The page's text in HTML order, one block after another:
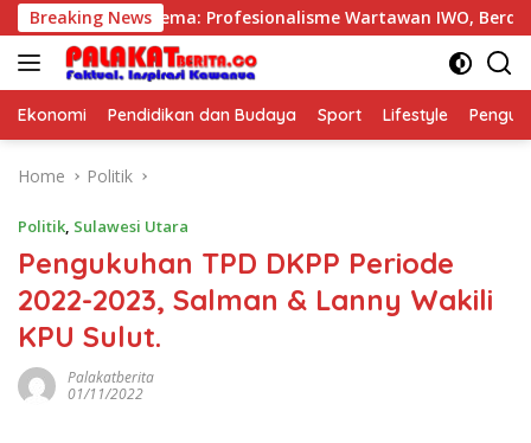
Skip
to
content
Breaking News
Tema: Profesionalisme Wartawan IWO, Berdampak
Ekonomi Pendidikan dan Budaya Sport Lifestyle
Home Politik
Politik, Sulawesi Utara
Pengukuhan TPD DKPP Periode
2022-2023, Salman & Lanny Wakili
KPU Sulut.
Palakatberita
01/11/2022